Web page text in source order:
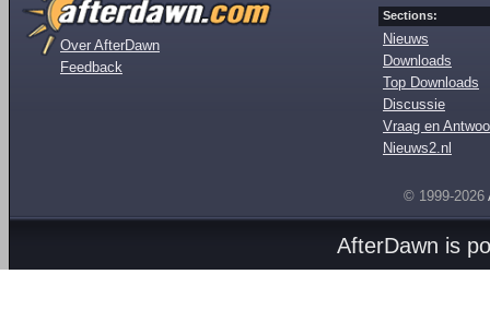
Over AfterDawn
Feedback
Sections:
Nieuws
Downloads
Top Downloads
Discussie
Vraag en
Nieuws2.nl
© 1999-2026
AfterDawn is